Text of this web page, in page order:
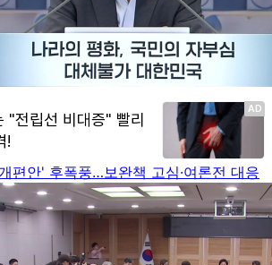
편안' 후폭풍…보완책 고심·여론전 대응